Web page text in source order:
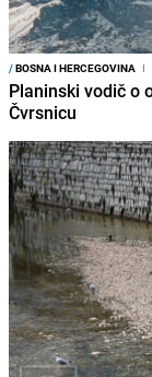
/BOSNA I HERCEGOVINA I
Planinski vodič o
Čvrsnicu